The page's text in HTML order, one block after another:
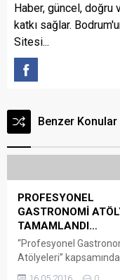
Haber, güncel,
katkı sağlar.
Sitesi...
Benzer Konular
PROFESYONEL
GASTRONOMİ
TAMAMLANDI…
“Profesyonel
Atölyeleri”